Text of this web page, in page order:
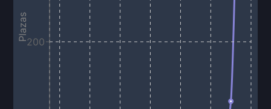
200
Plazas